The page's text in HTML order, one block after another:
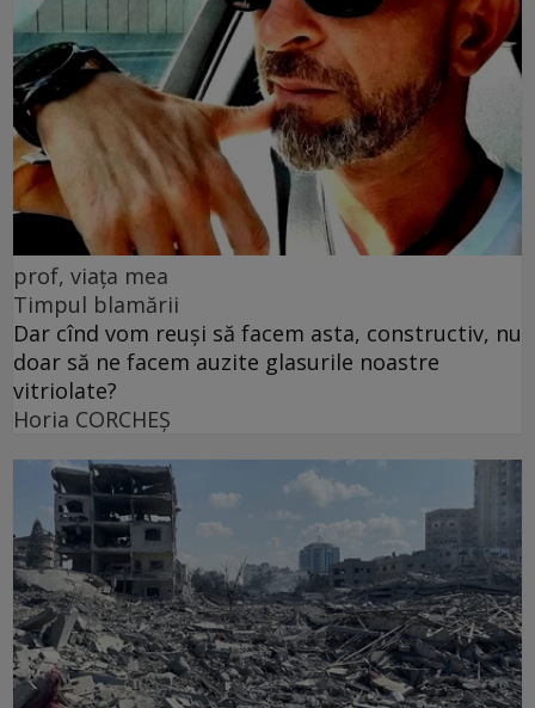
prof, viața mea
Timpul blamării
Dar cînd vom reuși să facem asta, constructiv, nu
doar să ne facem auzite glasurile noastre
vitriolate?
Horia CORCHEŞ